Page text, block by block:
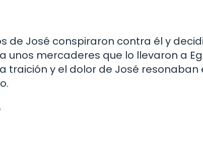
de José conspiraron contra él y
unos mercaderes que lo llevaron a
traición y el dolor de José resonaban